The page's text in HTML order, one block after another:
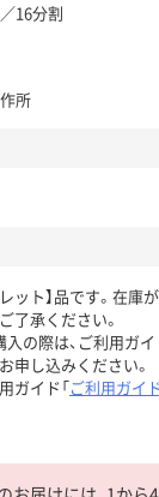
16分割
所
ット】品です。在庫
了承ください。
入の際は、ご利用ガイ
申し込みください。
ガイド「ご利用ガイド